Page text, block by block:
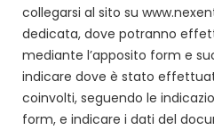
collegarsi al sito su
dedicata, dove potranno
mediante l’apposito form e
indicare dove è stato
coinvolti, seguendo le
form, e indicare i dati del